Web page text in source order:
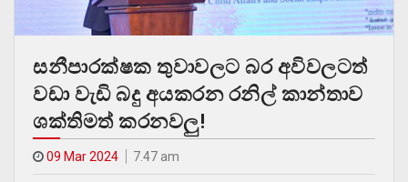
සනීපාරක්ෂක තුවාවලට බර අවිවලටත්
වඩා වැඩි බදු අයකරන රනිල් කාන්තාව
ශක්තිමත් කරනවලු!
09 Mar 2024 7.47 am